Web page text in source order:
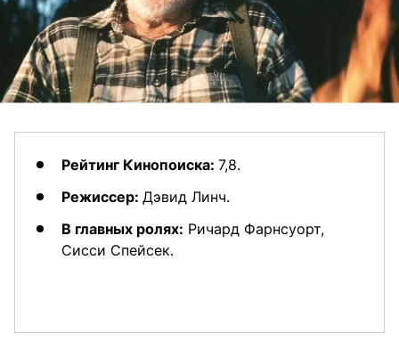
Рейтинг Кинопоиска: 7,8.
Режиссер: Дэвид Линч.
В главных ролях: Ричард Фарнсуорт,
Сисси Спейсек.